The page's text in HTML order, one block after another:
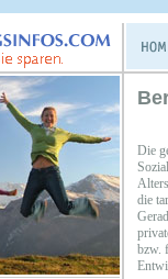
Die
die
bzw.